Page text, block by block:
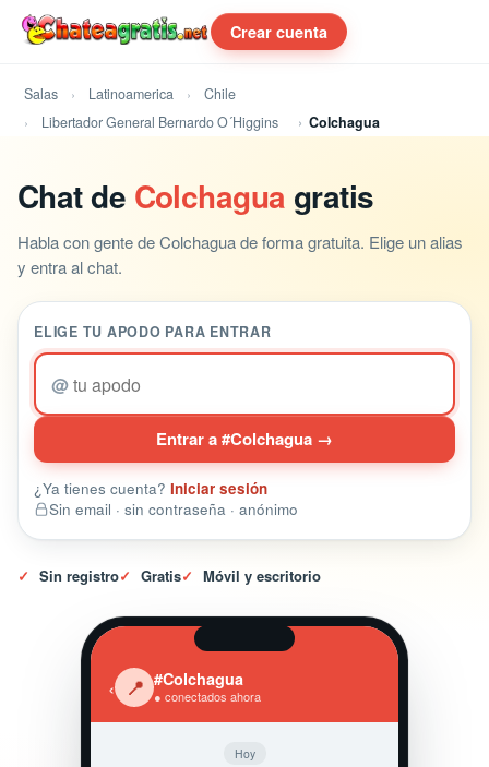
Crear cuenta
Salas Latinoamerica
Chile
Libertador General Bernardo O´Higgins
Colchagua
Chat de Colchagua gratis
Habla con gente de Colchagua de forma gratuita. Elige un alias
y entra al chat.
ELIGE TU APODO PARA ENTRAR
@
Entrar a #Colchagua →
¿Ya tienes cuenta? Iniciar sesión
Sin email · sin contraseña · anónimo
✓ Sin registro✓ Gratis✓ Móvil y escritorio
‹ 📍 #Colchagua
● conectados ahora
Hoy